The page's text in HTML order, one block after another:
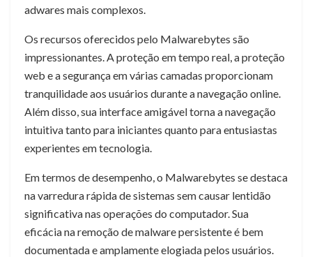
adwares mais complexos.
Os recursos oferecidos pelo Malwarebytes são
impressionantes. A proteção em tempo real, a proteção
web e a segurança em várias camadas proporcionam
tranquilidade aos usuários durante a navegação online.
Além disso, sua interface amigável torna a navegação
intuitiva tanto para iniciantes quanto para entusiastas
experientes em tecnologia.
Em termos de desempenho, o Malwarebytes se destaca
na varredura rápida de sistemas sem causar lentidão
significativa nas operações do computador. Sua
eficácia na remoção de malware persistente é bem
documentada e amplamente elogiada pelos usuários.